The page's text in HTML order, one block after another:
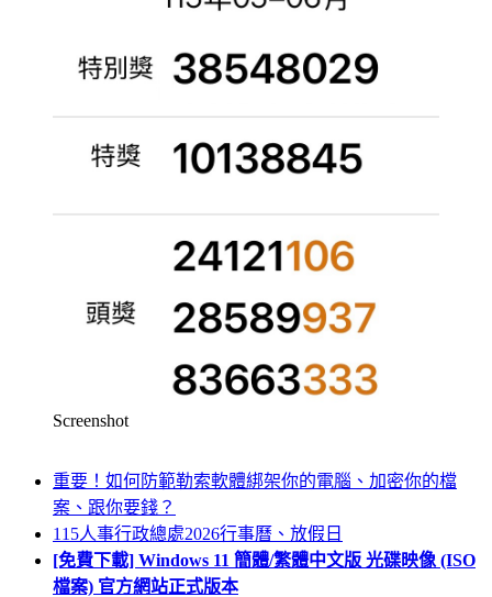
Screenshot
重要！如何防範勒索軟體綁架你的電腦、加密你的檔
案、跟你要錢？
115人事行政總處2026行事曆、放假日
[免費下載] Windows 11 簡體/繁體中文版 光碟映像 (ISO
檔案) 官方網站正式版本